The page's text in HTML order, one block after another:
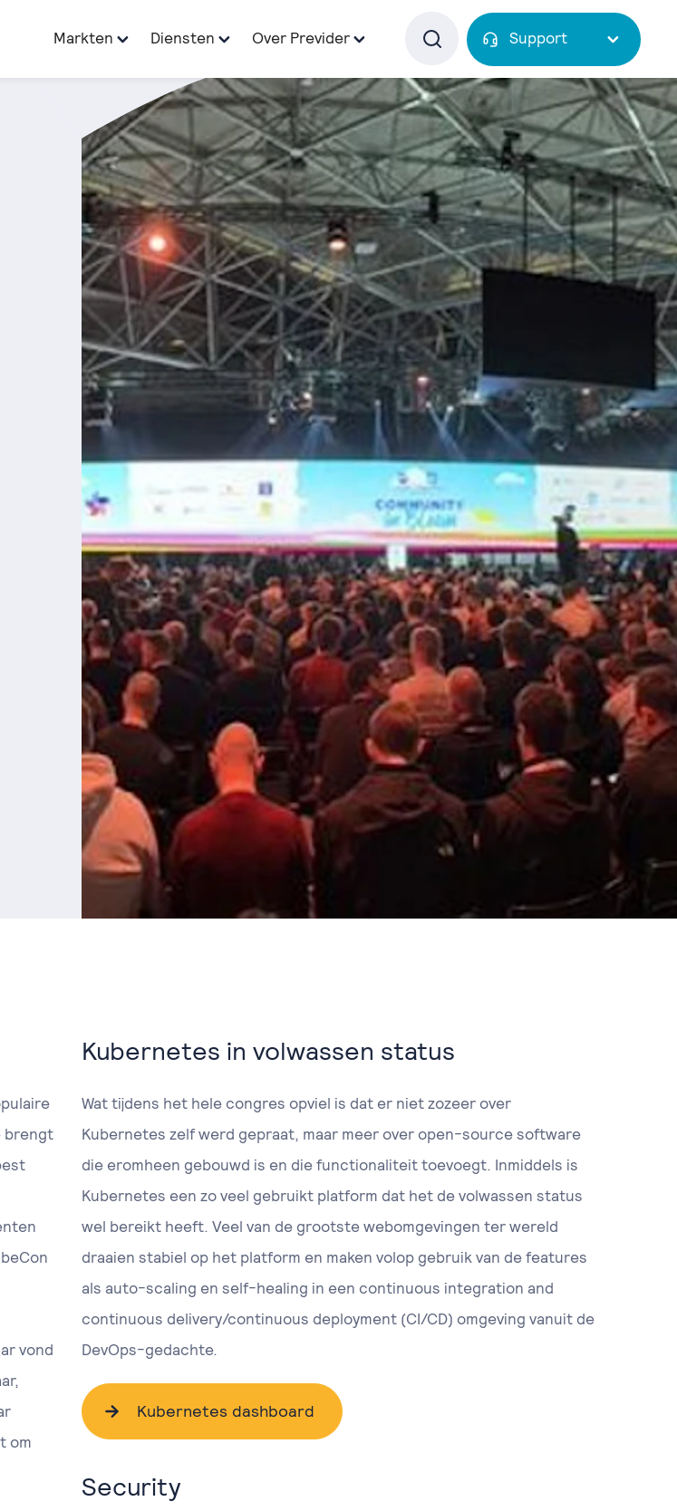
Markten Diensten Over Previder Support
brengt
vond
om
Kubernetes in volwassen status
Wat tijdens het hele congres opviel is dat er niet zozeer over
Kubernetes zelf werd gepraat, maar meer over open-source software
die eromheen gebouwd is en die functionaliteit toevoegt. Inmiddels is
Kubernetes een zo veel gebruikt platform dat het de volwassen status
wel bereikt heeft. Veel van de grootste webomgevingen ter wereld
draaien stabiel op het platform en maken volop gebruik van de features
als auto-scaling en self-healing in een continuous integration and
continuous delivery/continuous deployment (CI/CD) omgeving vanuit de
DevOps-gedachte.
Kubernetes dashboard
Security